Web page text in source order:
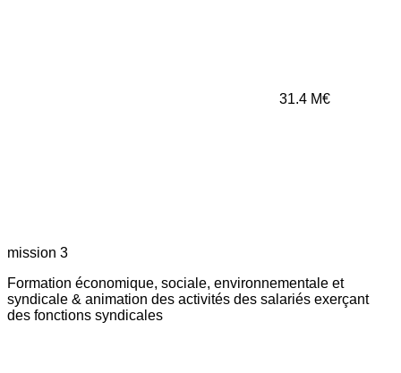
31.4 M€
mission 3
Formation économique, sociale, environnementale et
syndicale & animation des activités des salariés exerçant
des fonctions syndicales